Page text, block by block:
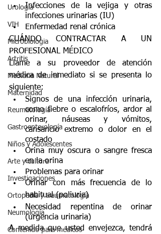
Urología
VIH
Microbiologia
Artritis
Medicina Natural
Maternidad
Reumatología
Gastroenterología
Niños y Adolescentes
Arte y cultura
Investigaciones
Ortopedia y traumatología
Neumología
Contenido para médicos
Infecciones de la vejiga y otras
infecciones urinarias (IU)
Enfermedad renal crónica
CUÁNDO CONTRACTAR A UN
PROFESIONAL MÉDICO
Llame a su proveedor de atención
médica de inmediato si se presenta lo
siguiente:
Signos de una infección urinaria,
como fiebre o escalofríos, ardor al
orinar, náuseas y vómitos,
cansancio extremo o dolor en el
costado
Orina muy oscura o sangre fresca
en la orina
Problemas para orinar
Orinar con más frecuencia de lo
habitual (poliuria)
Necesidad repentina de orinar
(urgencia urinaria)
A medida que usted envejezca, tendrá